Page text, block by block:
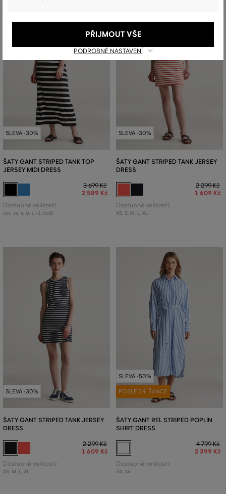
SLEVA -30%
ŠATY GANT STRIPED TANK TOP
JERSEY MIDI DRESS
3 699 Kč
2 589 Kč
Dostupné velikosti:
XXS, XS, S, M L +1 další
SLEVA -30%
ŠATY GANT STRIPED TANK JERSEY
DRESS
2 299 Kč
1 609 Kč
Dostupné velikosti:
XS, S, M, L, XL
SLEVA -30%
ŠATY GANT STRIPED TANK JERSEY
DRESS
2 299 Kč
1 609 Kč
Dostupné velikosti:
XS, M, L, XL
SLEVA -50%
POSLEDNÍ ŠANCE
ŠATY GANT REL STRIPED POPLIN
SHIRT DRESS
4 799 Kč
2 399 Kč
Dostupné velikosti:
34, 36
PODROBNÉ NASTAVENÍ
PŘIJMOUT VŠE